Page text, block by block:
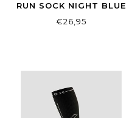
RUN SOCK NIGHT BLUE
€26,95